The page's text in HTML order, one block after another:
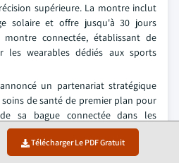
Télécharger Le PDF Gratuit
supérieure. La montre inclut
solaire et offre jusqu'à 30 jours
connectée, établissant de
les wearables dédiés aux sports
un partenariat stratégique
de santé de premier plan pour
sa bague connectée dans les
pour la gestion des maladies
permet aux médecins
de santé continues, notamment la